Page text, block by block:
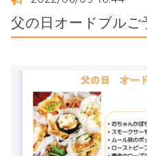
父の日オードブルご